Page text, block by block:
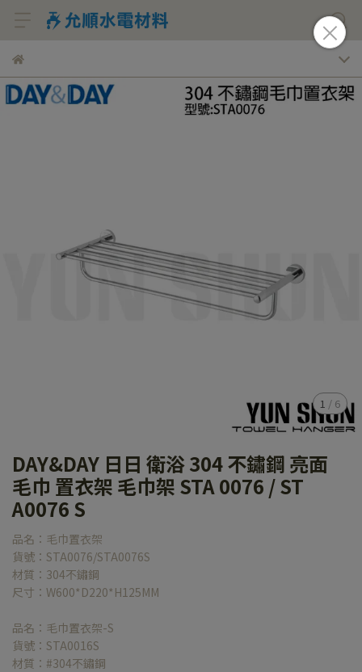
1 / 6
DAY&DAY 日日 衛浴 304 不鏽鋼 亮面
毛巾 置衣架 毛巾架 STA 0076 / ST
A0076 S
品名：毛巾置衣架
貨號：STA0076/STA0076S
材質：304不鏽鋼
尺寸：W600*D220*H125MM
品名：毛巾置衣架-S
貨號：STA0016S
材質：#304不鏽鋼